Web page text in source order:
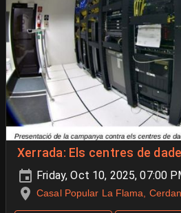
Xerrada: Els centres de
Friday, Oct 10, 2025, 07:00
Casal Popular La Flama,